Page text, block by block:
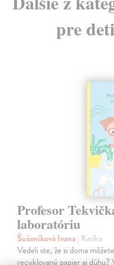
pre
Profesor
laboratóriu
Šušaníková Ivana| Kniha
Vedeli ste, že si doma
recyklovaný papier aj